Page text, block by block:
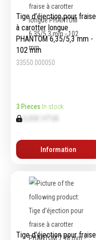
Tige d’éjection pour fraise
à carotter longue
PHANTOM 6‚35/5‚3 mm -
102 mm
33550.000050
3 Pieces In stock
0,00€ HTVA
Information
Tige d’éjection pour fraise